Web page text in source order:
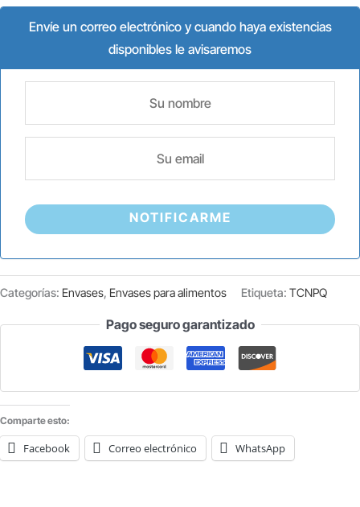
Envíe un correo electrónico y cuando haya existencias
disponibles le avisaremos
NOTIFICARME
Categorías: Envases, Envases para alimentos Etiqueta: TCNPQ
Pago seguro garantizado
Comparte esto:
Facebook Correo electrónico WhatsApp